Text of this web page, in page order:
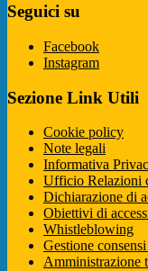
Seguici su
Facebook
Instagram
Sezione Link Utili
Cookie policy
Note legali
Informativa
Ufficio Relazioni
Dichiarazione di
Obiettivi di
Whistleblowing
Gestione
Amministrazione